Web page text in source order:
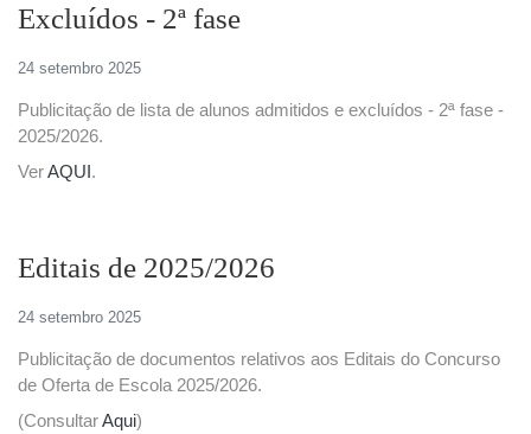
Excluídos - 2ª fase
24 setembro 2025
Publicitação de lista de alunos admitidos e excluídos - 2ª fase -
2025/2026.
VerAQUI.
Editais de 2025/2026
24 setembro 2025
Publicitação de documentos relativos aos Editais do Concurso
de Oferta de Escola 2025/2026.
(ConsultarAqui)